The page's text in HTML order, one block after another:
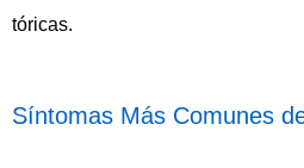
tóricas.
Síntomas Más Comunes